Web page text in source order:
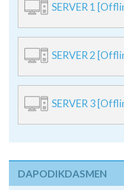
SERVER 1
SERVER 2
SERVER 3
DAPODIKDASMEN